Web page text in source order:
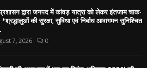
द्वारा जनपद में कांवड़ यात्रा को लेकर इंतजाम चाक-
की सुरक्षा, सुविधा एवं निर्बाध आवागमन सुनिश्चित
7, 2026 0